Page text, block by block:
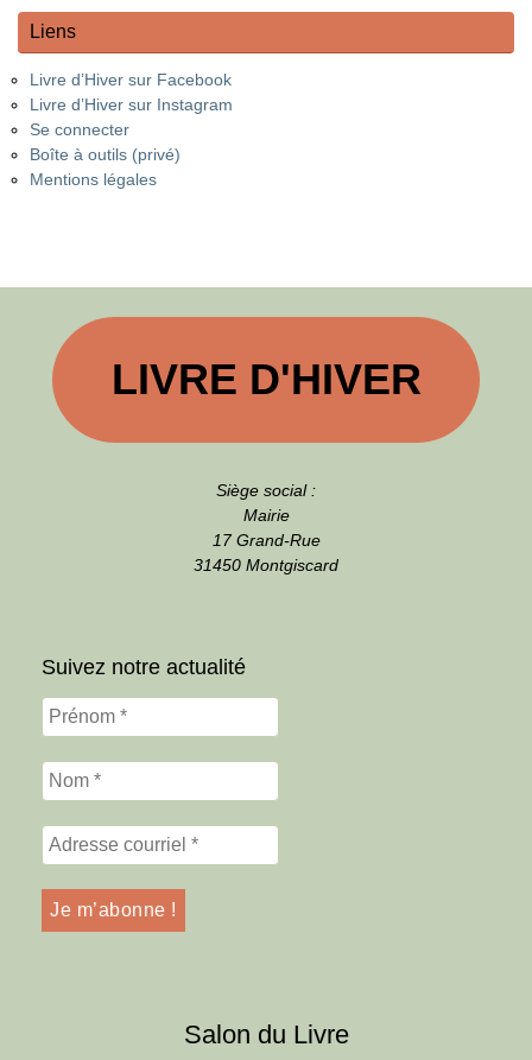
Liens
Livre d’Hiver sur Facebook
Livre d’Hiver sur Instagram
Se connecter
Boîte à outils (privé)
Mentions légales
LIVRE D'HIVER
Siège social :
Mairie
17 Grand-Rue
31450 Montgiscard
Suivez notre actualité
Salon du Livre